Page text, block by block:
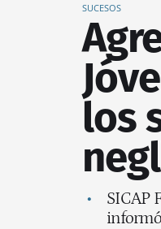
SUCESOS
los
SICAP